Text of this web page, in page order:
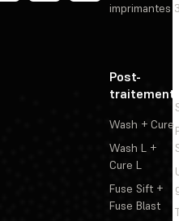
imprimantes
Post-
traitement
Wash + Cure
Wash L +
Cure L
Fuse Sift +
Fuse Blast